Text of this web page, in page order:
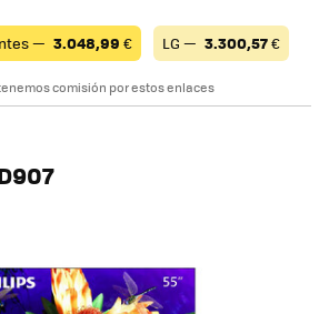
— 3.048,99 € LG — 3.300,57€
comisión por estos enlaces